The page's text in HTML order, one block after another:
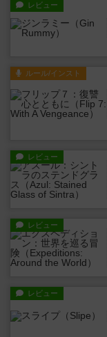
レビュー
ルール/インスト
レビュー
レビュー
レビュー